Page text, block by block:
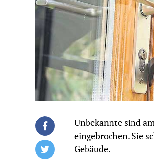
Unbekannte sind
eingebrochen. Sie
Gebäude.